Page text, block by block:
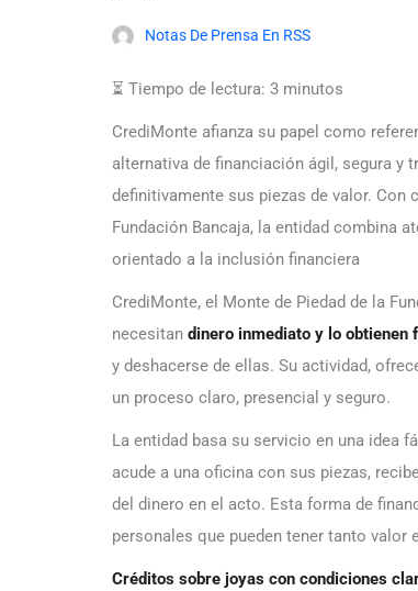
Notas De Prensa En RSS
⏳ Tiempo de lectura: 3 minutos
CrediMonte afianza su papel como
alternativa de financiación ágil, segura y
definitivamente sus piezas de valor. Con
Fundación Bancaja, la entidad combina
orientado a la inclusión financiera
CrediMonte, el Monte de Piedad de la
necesitan dinero inmediato y lo
y deshacerse de ellas. Su actividad,
un proceso claro, presencial y seguro.
La entidad basa su servicio en una idea
acude a una oficina con sus piezas,
del dinero en el acto. Esta forma de
personales que pueden tener tanto
Créditos sobre joyas con condiciones